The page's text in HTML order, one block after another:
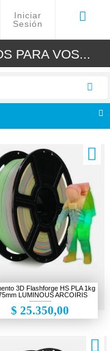
Iniciar
Sesión
PARA VOS...
3D Flashforge HS PLA 1kg
LUMINOUS ARCOIRIS
$ 25.350,00